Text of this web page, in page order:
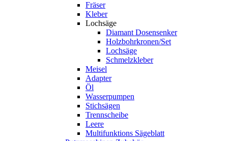
Fräser
Kleber
Lochsäge
Diamant Dosensenker
Holzbohrkronen/Set
Lochsäge
Schmelzkleber
Meisel
Adapter
Öl
Wasserpumpen
Stichsägen
Trennscheibe
Leere
Multifunktions Sägeblatt